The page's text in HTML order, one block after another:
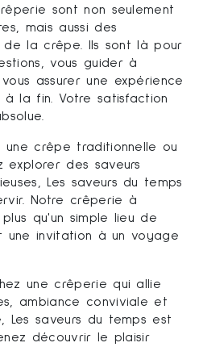
sont non seulement
mais aussi des
de la crêpe. Ils sont là pour
vous guider à
assurer une expérience
la fin. Votre satisfaction
une crêpe traditionnelle ou
explorer des saveurs
Les saveurs du temps
Notre crêperie à
qu'un simple lieu de
une invitation à un voyage
une crêperie qui allie
ambiance conviviale et
Les saveurs du temps est
découvrir le plaisir